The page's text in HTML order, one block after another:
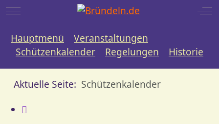
Mobile Menu Toggle
Hauptmenü
Veranstaltungen
Schützenkalender
Regelungen Historie
Aktuelle Seite: Schützenkalender